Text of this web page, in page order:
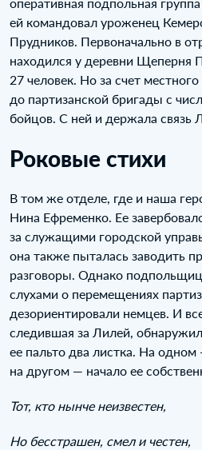
ей командовал уроженец
Прудников. Первоначально в
находился у деревни Щеперня
27 человек. Но за счет
до партизанской бригады с
бойцов. С ней и держала связь
Роковые стихи
В том же отделе, где и наша
Нина Ефременко. Ее
за служащими городской
она также пыталась заводить
разговоры. Однако
слухами о перемещениях
дезориентировали немцев. И
следившая за Лилей,
ее пальто два листка. На
на другом — начало ее
Тот, кто нынче неизвестен,
Но бесстрашен, смел и честен,